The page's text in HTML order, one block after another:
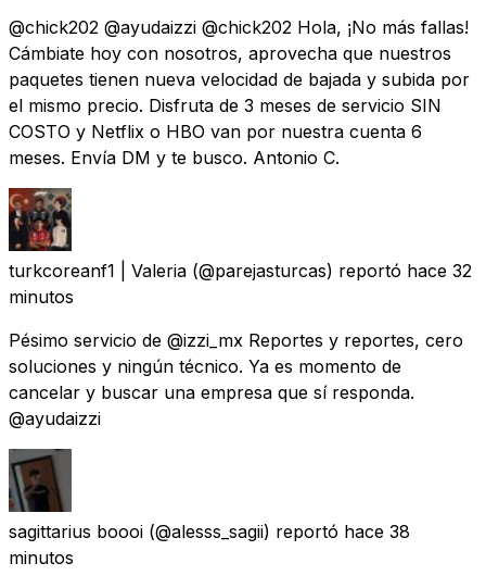
@chick202 @ayudaizzi @chick202 Hola, ¡No más fallas!
Cámbiate hoy con nosotros, aprovecha que nuestros
paquetes tienen nueva velocidad de bajada y subida por
el mismo precio. Disfruta de 3 meses de servicio SIN
COSTO y Netflix o HBO van por nuestra cuenta 6
meses. Envía DM y te busco. Antonio C.
turkcoreanf1 | Valeria (@parejasturcas) reportó hace 32
minutos
Pésimo servicio de @izzi_mx Reportes y reportes, cero
soluciones y ningún técnico. Ya es momento de
cancelar y buscar una empresa que sí responda.
@ayudaizzi
sagittarius boooi (@alesss_sagii) reportó hace 38
minutos